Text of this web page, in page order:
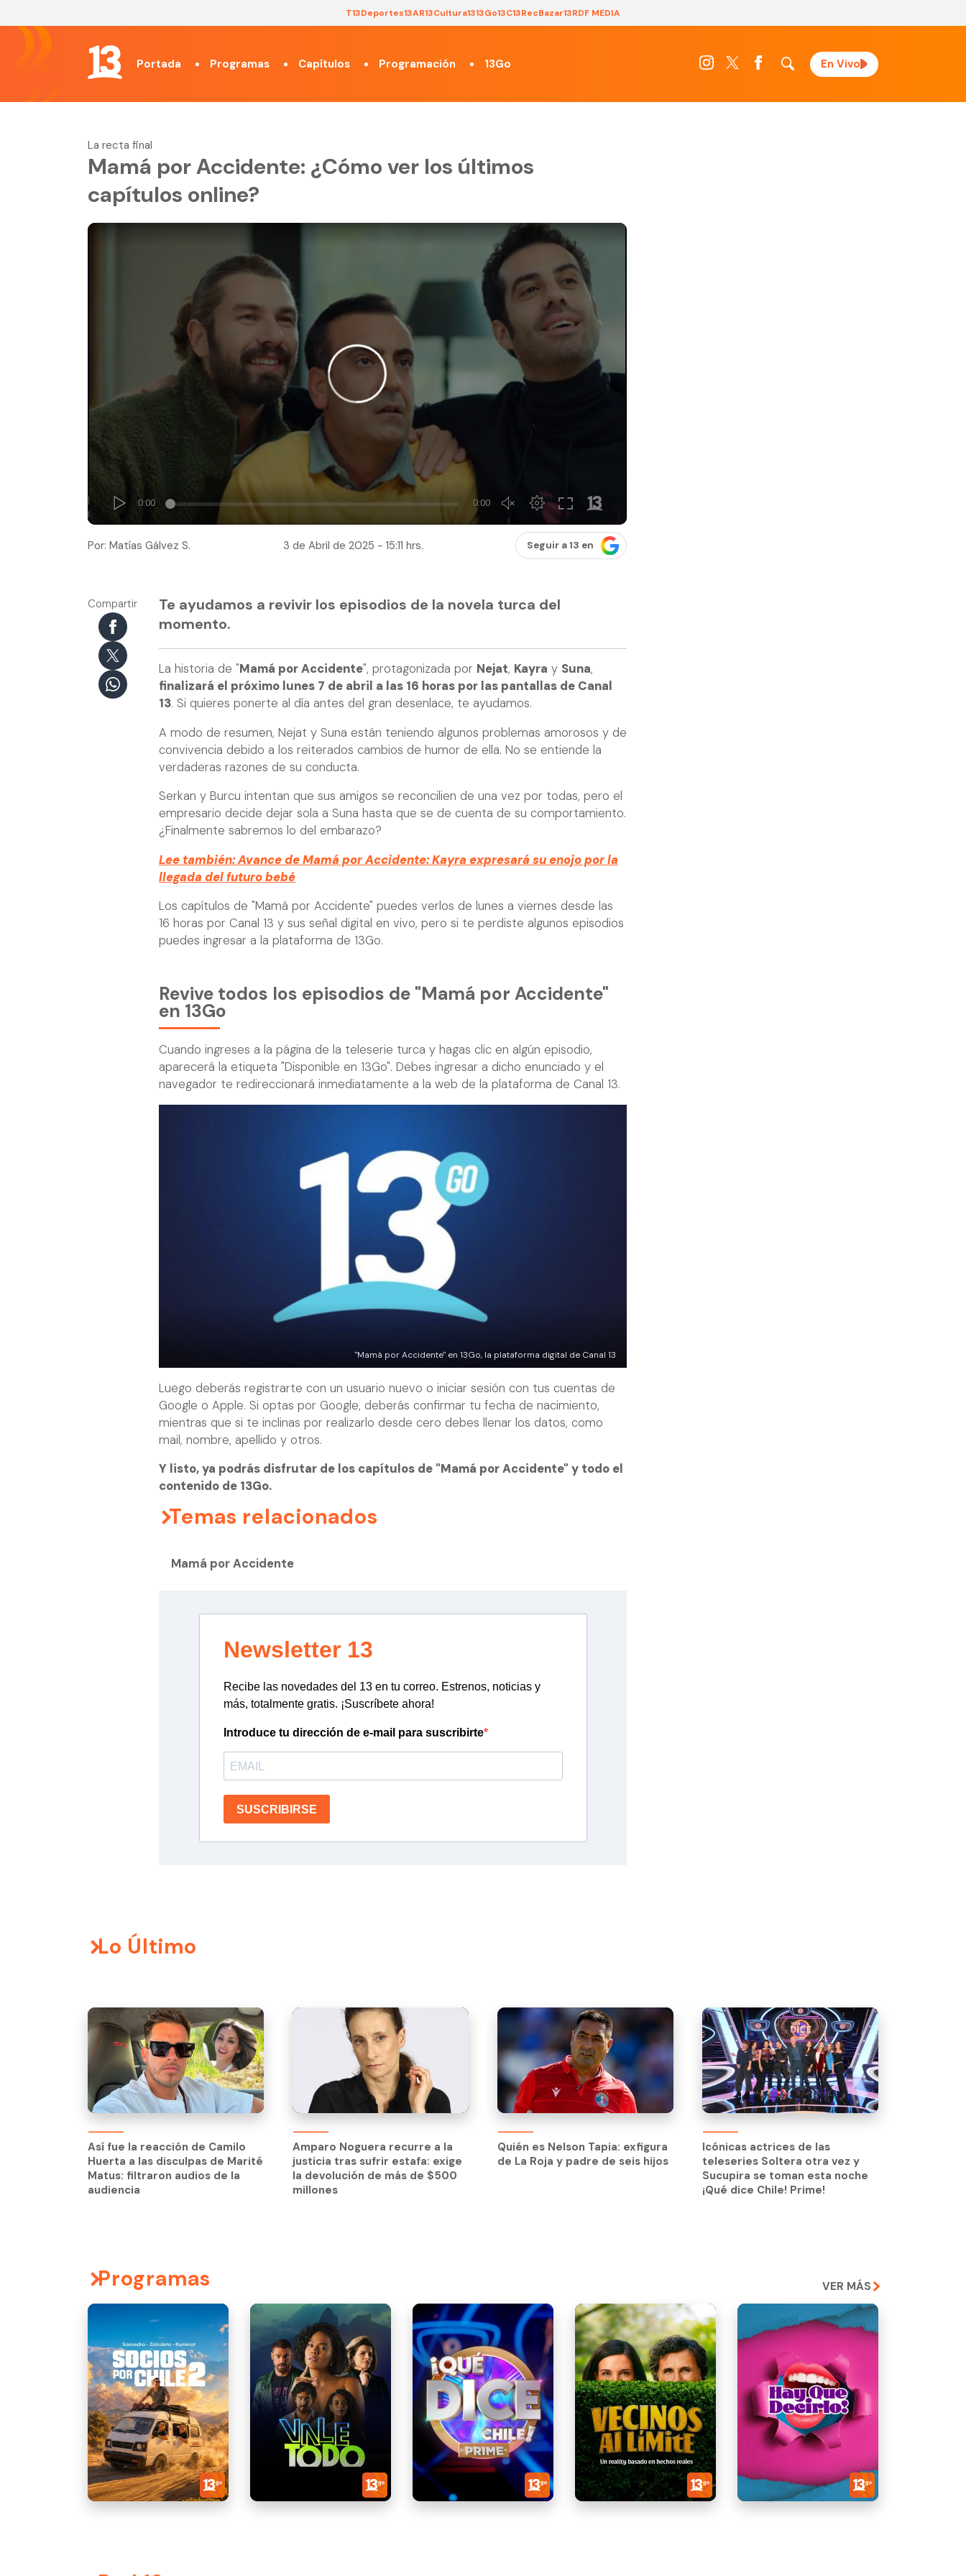
T13Deportes13AR13Cultura1313Go13C13RecBazar13RDF MEDIA
Portada Programas Capítulos Programación 13Go En Vivo
La recta final
Mamá por Accidente: ¿Cómo ver los últimos
capítulos online?
Por: Matías Gálvez S. 3 de Abril de 2025 - 15:11 hrs. Seguir a 13 en
Compartir
Te ayudamos a revivir los episodios de la novela turca del
momento.
La historia de "Mamá por Accidente", protagonizada por Nejat, Kayra y Suna,
finalizará el próximo lunes 7 de abril a las 16 horas por las pantallas de Canal
13. Si quieres ponerte al día antes del gran desenlace, te ayudamos.
A modo de resumen, Nejat y Suna están teniendo algunos problemas amorosos y de
convivencia debido a los reiterados cambios de humor de ella. No se entiende la
verdaderas razones de su conducta.
Serkan y Burcu intentan que sus amigos se reconcilien de una vez por todas, pero el
empresario decide dejar sola a Suna hasta que se de cuenta de su comportamiento.
¿Finalmente sabremos lo del embarazo?
Lee también: Avance de Mamá por Accidente: Kayra expresará su enojo por la
llegada del futuro bebé
Los capítulos de "Mamá por Accidente" puedes verlos de lunes a viernes desde las
16 horas por Canal 13 y sus señal digital en vivo, pero si te perdiste algunos episodios
puedes ingresar a la plataforma de 13Go.
Revive todos los episodios de "Mamá por Accidente"
en 13Go
Cuando ingreses a la página de la teleserie turca y hagas clic en algún episodio,
aparecerá la etiqueta "Disponible en 13Go". Debes ingresar a dicho enunciado y el
navegador te redireccionará inmediatamente a la web de la plataforma de Canal 13.
"Mamá por Accidente" en 13Go, la plataforma digital de Canal 13
Luego deberás registrarte con un usuario nuevo o iniciar sesión con tus cuentas de
Google o Apple. Si optas por Google, deberás confirmar tu fecha de nacimiento,
mientras que si te inclinas por realizarlo desde cero debes llenar los datos, como
mail, nombre, apellido y otros.
Y listo, ya podrás disfrutar de los capítulos de "Mamá por Accidente" y todo el
contenido de 13Go.
Temas relacionados
Mamá por Accidente
Newsletter 13
Recibe las novedades del 13 en tu correo. Estrenos, noticias y
más, totalmente gratis. ¡Suscríbete ahora!
Introduce tu dirección de e-mail para suscribirte
SUSCRIBIRSE
Lo Último
Así fue la reacción de Camilo
Huerta a las disculpas de Marité
Matus: filtraron audios de la
audiencia
Amparo Noguera recurre a la
justicia tras sufrir estafa: exige
la devolución de más de $500
millones
Amparo Noguera recurre a la
justicia tras sufrir estafa: exige
la devolución de más de $500
millones
Quién es Nelson Tapia: exfigura
de La Roja y padre de seis hijos
Quién es Nelson Tapia: exfigura
de La Roja y padre de seis hijos
Icónicas actrices de las
teleseries Soltera otra vez y
Sucupira se toman esta noche
¡Qué dice Chile! Prime!
Programas VER MÁS